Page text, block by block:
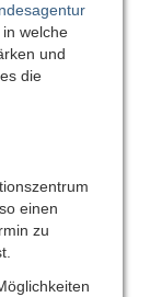
welche
und
die
einen
zu